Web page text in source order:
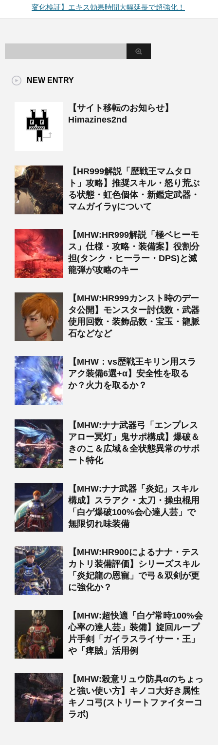
変化検証】エキス効果時間大幅延長で超強化！
NEW ENTRY
【サイト移転のお知らせ】
Himazines2nd
【HR999解説「歴戦王マムタロ
ト」攻略】推奨スキル・怒り荒ぶ
る状態・虹色個体・新鑑定武器・
マムガイラγについて
【MHW:HR999解説「極ベヒーモ
ス」仕様・攻略・装備案】役割分
担(タンク・ヒーラー・DPS)と滅
龍弾が攻略のキー
【MHW:HR999カンスト時のデー
タ公開】モンスター討伐数・武器
使用回数・装飾品数・宝玉・龍脈
石などなど
【MHW：vs歴戦王キリン用スラ
アク装備6選+α】安全性を取る
か？火力を取るか？
【MHW:ナナ武器弓「エンプレス
アロー冥灯」鬼サポ構成】爆破＆
きのこ＆広域＆全状態異常のサポ
ート特化
【MHW:ナナ武器「炎妃」スキル
構成】スラアク・太刀・操虫棍用
「白ゲ爆破100%会心達人芸」で
無限切れ味装備
【MHW:HR900によるナナ・テス
カトリ装備評価】シリーズスキル
「炎妃龍の恩寵」で弓＆双剣が更
に強化か？
【MHW:超快適「白ゲ常時100%会
心率の達人芸」装備】旋回ループ
片手剣「ガイラスライサー・王」
や「痺賊」活用例
【MHW:殺意リュウ防具αのちょっ
と強い使い方】キノコ大好き属性
キノコ弓(ストリートファイターコ
ラボ)